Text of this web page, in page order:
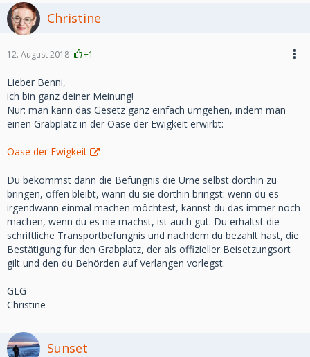
Christine
12. August 2018 +1
Lieber Benni,
ich bin ganz deiner Meinung!
Nur: man kann das Gesetz ganz einfach umgehen, indem man
einen Grabplatz in der Oase der Ewigkeit erwirbt:
Oase der Ewigkeit
Du bekommst dann die Befungnis die Urne selbst dorthin zu
bringen, offen bleibt, wann du sie dorthin bringst: wenn du es
irgendwann einmal machen möchtest, kannst du das immer noch
machen, wenn du es nie machst, ist auch gut. Du erhältst die
schriftliche Transportbefungnis und nachdem du bezahlt hast, die
Bestätigung für den Grabplatz, der als offizieller Beisetzungsort
gilt und den du Behörden auf Verlangen vorlegst.
GLG
Christine
Sunset